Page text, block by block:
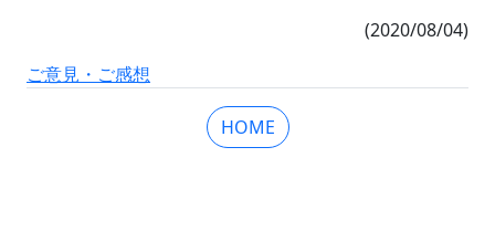
(2020/08/04)
ご意見・ご感想
HOME